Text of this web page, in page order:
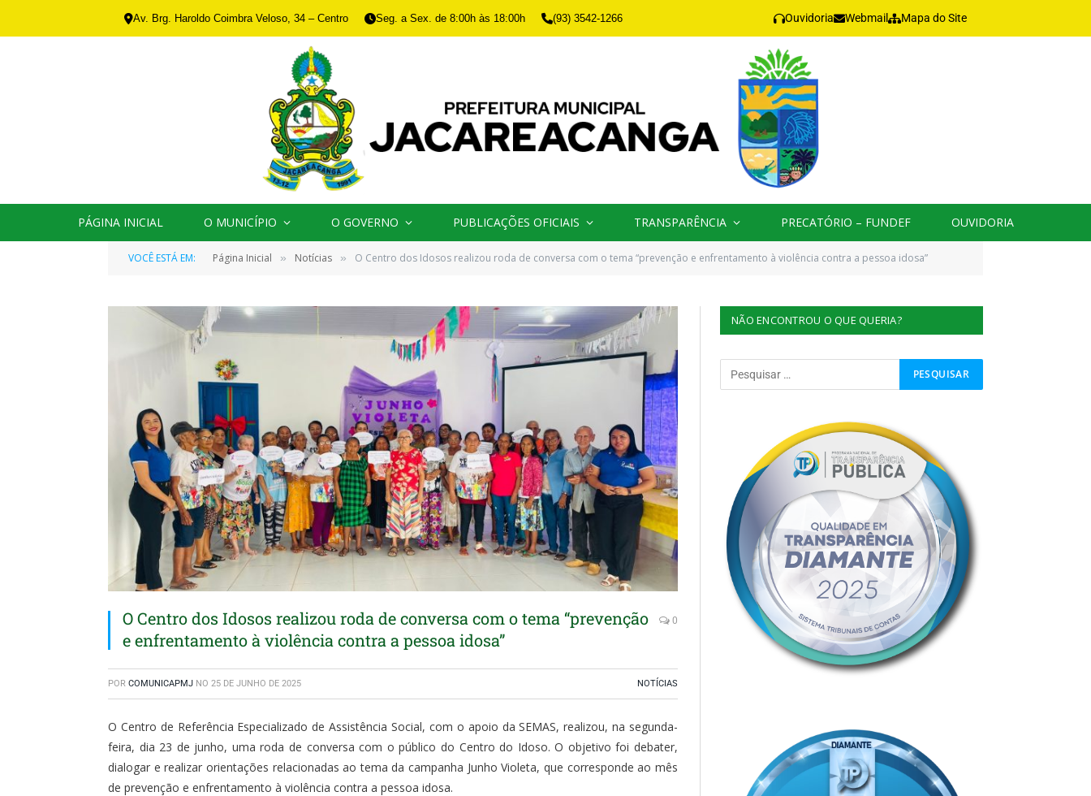
Av. Brg. Haroldo Coimbra Veloso, 34 – Centro Seg. a Sex. de 8:00h às 18:00h (93) 3542-1266 Ouvidoria Webmail Mapa do Site
PÁGINA INICIAL O MUNICÍPIO O GOVERNO PUBLICAÇÕES OFICIAIS TRANSPARÊNCIA PRECATÓRIO – FUNDEF OUVIDORIA
VOCÊ ESTÁ EM: Página Inicial » Notícias » O Centro dos Idosos realizou roda de conversa com o tema “prevenção e enfrentamento à violência contra a pessoa idosa”
O Centro dos Idosos realizou roda de conversa com o tema “prevenção
e enfrentamento à violência contra a pessoa idosa”
0
POR COMUNICAPMJ NO 25 DE JUNHO DE 2025 NOTÍCIAS
O Centro de Referência Especializado de Assistência Social, com o apoio da SEMAS, realizou, na segunda-
feira, dia 23 de junho, uma roda de conversa com o público do Centro do Idoso. O objetivo foi debater,
dialogar e realizar orientações relacionadas ao tema da campanha Junho Violeta, que corresponde ao mês
de prevenção e enfrentamento à violência contra a pessoa idosa.
NÃO ENCONTROU O QUE QUERIA?